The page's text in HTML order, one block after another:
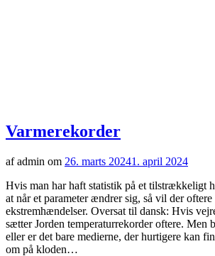
Varmerekorder
af admin om 26. marts 20241. april 2024
Hvis man har haft statistik på et tilstrækkeligt
at når et parameter ændrer sig, så vil der
ekstremhændelser. Oversat til dansk: Hvis
sætter Jorden temperaturrekorder oftere. Men
eller er det bare medierne, der hurtigere kan
om på kloden…